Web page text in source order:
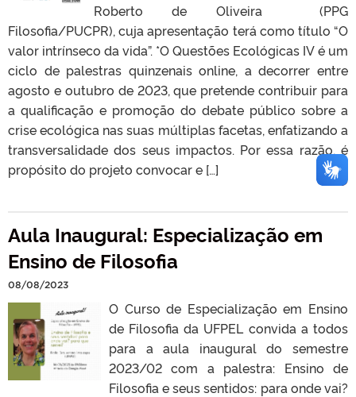
Roberto de Oliveira (PPG
Filosofia/PUCPR), cuja apresentação terá como título “O
valor intrínseco da vida”. *O Questões Ecológicas IV é um
ciclo de palestras quinzenais online, a decorrer entre
agosto e outubro de 2023, que pretende contribuir para
a qualificação e promoção do debate público sobre a
crise ecológica nas suas múltiplas facetas, enfatizando a
transversalidade dos seus impactos. Por essa razão, é
propósito do projeto convocar e […]
Aula Inaugural: Especialização em
Ensino de Filosofia
08/08/2023
O Curso de Especialização em Ensino
de Filosofia da UFPEL convida a todos
para a aula inaugural do semestre
2023/02 com a palestra: Ensino de
Filosofia e seus sentidos: para onde vai?